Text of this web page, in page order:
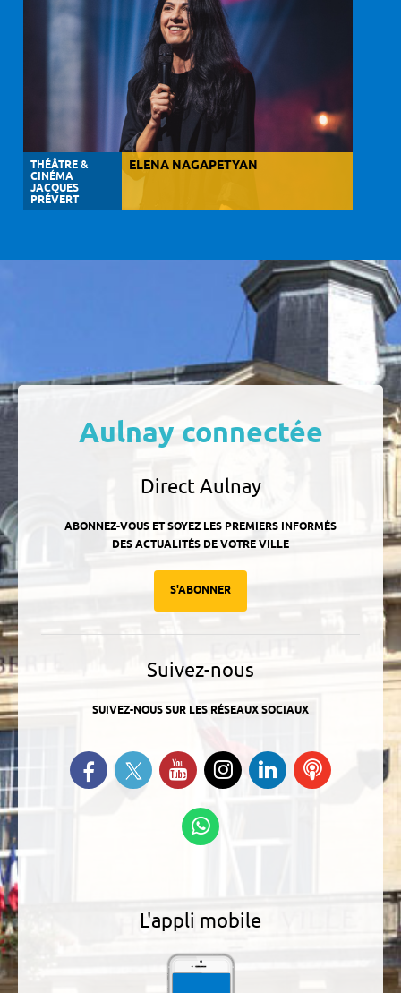
THÉÂTRE &
CINÉMA
JACQUES
PRÉVERT
ELENA NAGAPETYAN
Aulnay connectée
Direct Aulnay
ABONNEZ-VOUS ET SOYEZ LES PREMIERS INFORMÉS
DES ACTUALITÉS DE VOTRE VILLE
S'ABONNER
Suivez-nous
SUIVEZ-NOUS SUR LES RÉSEAUX SOCIAUX
Retrouvez-nous sur Facebook
Suivez-nous sur Twitter
Suivez-nous sur YouTube
Suivez-nous sur
Instagram
Retrouvez-
nous sur
Ecoutez
L'appli mobile